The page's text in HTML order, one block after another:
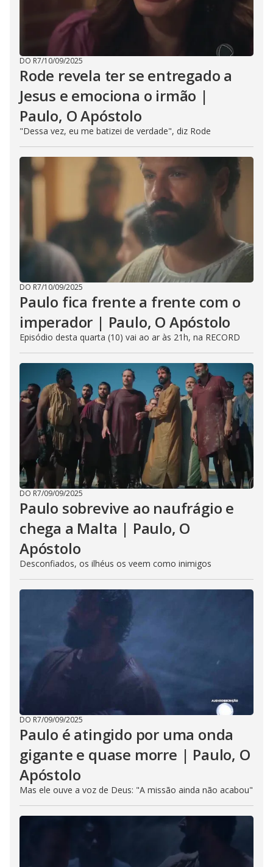
DO R7/10/09/2025
Rode revela ter se entregado a
Jesus e emociona o irmão |
Paulo, O Apóstolo
"Dessa vez, eu me batizei de verdade", diz Rode
DO R7/10/09/2025
Paulo fica frente a frente com o
imperador | Paulo, O Apóstolo
Episódio desta quarta (10) vai ao ar às 21h, na RECORD
DO R7/09/09/2025
Paulo sobrevive ao naufrágio e
chega a Malta | Paulo, O
Apóstolo
Desconfiados, os ilhéus os veem como inimigos
DO R7/09/09/2025
Paulo é atingido por uma onda
gigante e quase morre | Paulo, O
Apóstolo
Mas ele ouve a voz de Deus: "A missão ainda não acabou"